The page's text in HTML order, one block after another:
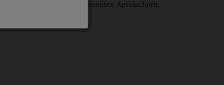
Karmeliten Apfelschorle